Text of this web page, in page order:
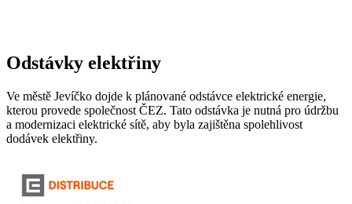
Odstávky elektřiny
Ve městě Jevíčko dojde k plánované odstávce elektrické energie,
kterou provede společnost ČEZ. Tato odstávka je nutná pro údržbu
a modernizaci elektrické sítě, aby byla zajištěna spolehlivost
dodávek elektřiny.